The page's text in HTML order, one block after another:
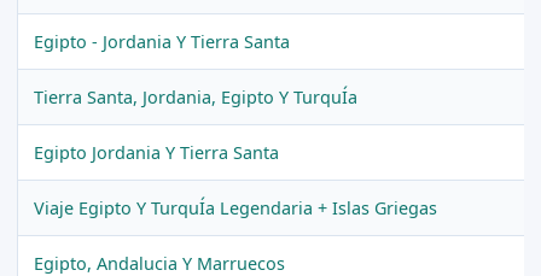
Egipto - Jordania Y Tierra Santa
Tierra Santa, Jordania, Egipto Y TurquÍa
Egipto Jordania Y Tierra Santa
Viaje Egipto Y TurquÍa Legendaria + Islas Griegas
Egipto, Andalucia Y Marruecos